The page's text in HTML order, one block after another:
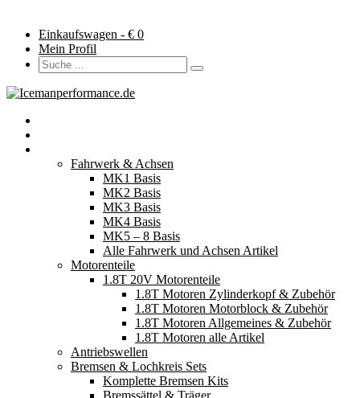
Einkaufswagen - € 0
Mein Profil
Fahrwerk & Achsen
MK1 Basis
MK2 Basis
MK3 Basis
MK4 Basis
MK5 – 8 Basis
Alle Fahrwerk und Achsen Artikel
Motorenteile
1.8T 20V Motorenteile
1.8T Motoren Zylinderkopf & Zubehör
1.8T Motoren Motorblock & Zubehör
1.8T Motoren Allgemeines & Zubehör
1.8T Motoren alle Artikel
Antriebswellen
Bremsen & Lochkreis Sets
Komplette Bremsen Kits
Bremssättel & Träger